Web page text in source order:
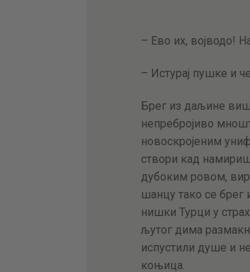
– Ево их, војводо!
– Истурај пушке и
Брег из даљине
непребројиво
новоскројеним
створи кад
дубоким ровом,
шанцу тако се брег
нишки Турци у
љутог дима
испустили душе и
коњица.